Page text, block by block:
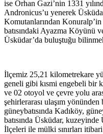
ise Orhan Gazi’nin 1331
Andronicus’u yenerek
Komutanlarından
batısındaki Ayazma Köyünü
Üsküdar’da buluştuğu
İlçemiz 25,21 kilometrekare
geneli gibi kısmi engebeli bir
ve 02 otoyol ve çevre yolu
şehirlerarası ulaşım
güneybatısında Kadıköy,
batısında Üsküdar,
İlçeleri ile mülki sınırları